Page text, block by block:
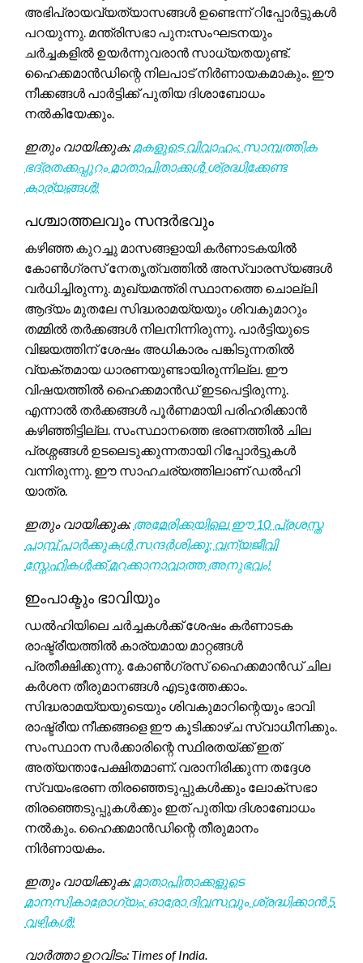
അഭിപ്രായവ്യത്യാസങ്ങൾ ഉണ്ടെന്ന് റിപ്പോർട്ടുകൾ
പറയുന്നു. മന്ത്രിസഭാ പുനഃസംഘടനയും
ചർച്ചകളിൽ ഉയർന്നുവരാൻ സാധ്യതയുണ്ട്.
ഹൈക്കമാൻഡിന്റെ നിലപാട് നിർണായകമാകും. ഈ
നീക്കങ്ങൾ പാർട്ടിക്ക് പുതിയ ദിശാബോധം
നൽകിയേക്കും.
ഇതും വായിക്കുക: മകളുടെ വിവാഹം: സാമ്പത്തിക
ഭദ്രതക്കപ്പുറം മാതാപിതാക്കൾ ശ്രദ്ധിക്കേണ്ട
കാര്യങ്ങൾ!
പശ്ചാത്തലവും സന്ദർഭവും
കഴിഞ്ഞ കുറച്ചു മാസങ്ങളായി കർണാടകയിൽ
കോൺഗ്രസ് നേതൃത്വത്തിൽ അസ്വാരസ്യങ്ങൾ
വർധിച്ചിരുന്നു. മുഖ്യമന്ത്രി സ്ഥാനത്തെ ചൊല്ലി
ആദ്യം മുതലേ സിദ്ധരാമയ്യയും ശിവകുമാറും
തമ്മിൽ തർക്കങ്ങൾ നിലനിന്നിരുന്നു. പാർട്ടിയുടെ
വിജയത്തിന് ശേഷം അധികാരം പങ്കിടുന്നതിൽ
വ്യക്തമായ ധാരണയുണ്ടായിരുന്നില്ല. ഈ
വിഷയത്തിൽ ഹൈക്കമാൻഡ് ഇടപെട്ടിരുന്നു.
എന്നാൽ തർക്കങ്ങൾ പൂർണമായി പരിഹരിക്കാൻ
കഴിഞ്ഞിട്ടില്ല. സംസ്ഥാനത്തെ ഭരണത്തിൽ ചില
പ്രശ്നങ്ങൾ ഉടലെടുക്കുന്നതായി റിപ്പോർട്ടുകൾ
വന്നിരുന്നു. ഈ സാഹചര്യത്തിലാണ് ഡൽഹി
യാത്ര.
ഇതും വായിക്കുക: അമേരിക്കയിലെ ഈ 10 പ്രശസ്ത
പാമ്പ് പാർക്കുകൾ സന്ദർശിക്കൂ; വന്യജീവി
സ്നേഹികൾക്ക് മറക്കാനാവാത്ത അനുഭവം!
ഇംപാക്ടും ഭാവിയും
ഡൽഹിയിലെ ചർച്ചകൾക്ക് ശേഷം കർണാടക
രാഷ്ട്രീയത്തിൽ കാര്യമായ മാറ്റങ്ങൾ
പ്രതീക്ഷിക്കുന്നു. കോൺഗ്രസ് ഹൈക്കമാൻഡ് ചില
കർശന തീരുമാനങ്ങൾ എടുത്തേക്കാം.
സിദ്ധരാമയ്യയുടെയും ശിവകുമാറിന്റെയും ഭാവി
രാഷ്ട്രീയ നീക്കങ്ങളെ ഈ കൂടിക്കാഴ്ച സ്വാധീനിക്കും.
സംസ്ഥാന സർക്കാരിന്റെ സ്ഥിരതയ്ക്ക് ഇത്
അത്യന്താപേക്ഷിതമാണ്. വരാനിരിക്കുന്ന തദ്ദേശ
സ്വയംഭരണ തിരഞ്ഞെടുപ്പുകൾക്കും ലോക്സഭാ
തിരഞ്ഞെടുപ്പുകൾക്കും ഇത് പുതിയ ദിശാബോധം
നൽകും. ഹൈക്കമാൻഡിന്റെ തീരുമാനം
നിർണായകം.
ഇതും വായിക്കുക: മാതാപിതാക്കളുടെ
മാനസികാരോഗ്യം: ഓരോ ദിവസവും ശ്രദ്ധിക്കാൻ 5
വഴികൾ!
വാർത്താ ഉറവിടം: Times of India.